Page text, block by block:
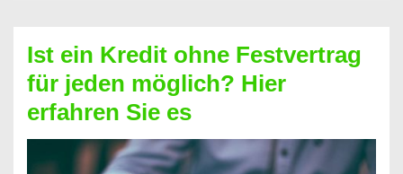
Prepaid
ist
nicht
nur
für
Ist ein Kredit ohne Festvertrag
für jeden möglich? Hier
erfahren Sie es